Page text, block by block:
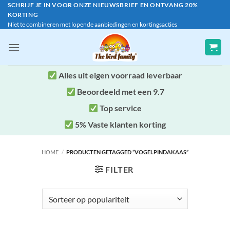
Ga
naar
inhoud
SCHRIJF JE IN VOOR ONZE NIEUWSBRIEF EN ONTVANG 20%
KORTING
Niet te combineren met lopende aanbiedingen en kortingsacties
Alles uit eigen voorraad leverbaar
Beoordeeld met een 9.7
Top service
5% Vaste klanten korting
HOME / PRODUCTEN GETAGGED “VOGELPINDAKAAS”
FILTER